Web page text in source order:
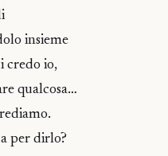
insieme
credo io,
qualcosa…
per dirlo?